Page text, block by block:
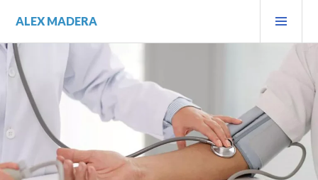
contenido.
ALEX MADERA